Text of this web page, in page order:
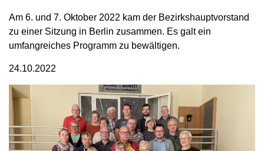
Am 6. und 7. Oktober 2022 kam der Bezirkshauptvorstand
zu einer Sitzung in Berlin zusammen. Es galt ein
umfangreiches Programm zu bewältigen.
24.10.2022